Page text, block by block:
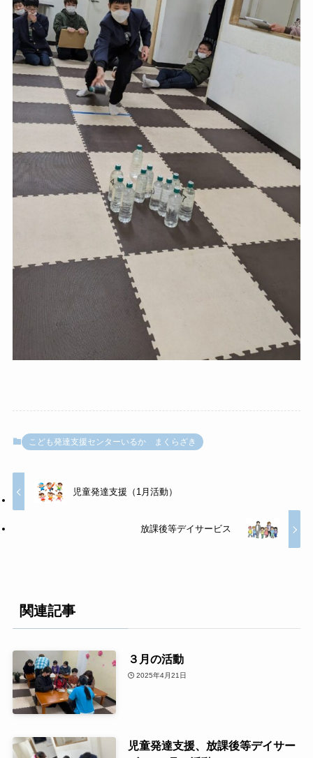
こども発達支援センターいるか まくらざき
児童発達支援（1月活動）
放課後等デイサービス
関連記事
３月の活動
2025年4月21日
児童発達支援、放課後等デイサー